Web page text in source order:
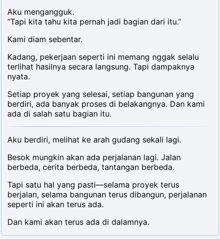
Aku mengangguk.
“Tapi kita tahu kita pernah jadi bagian dari itu.”
Kami diam sebentar.
Kadang, pekerjaan seperti ini memang nggak selalu
terlihat hasilnya secara langsung. Tapi dampaknya
nyata.
Setiap proyek yang selesai, setiap bangunan yang
berdiri, ada banyak proses di belakangnya. Dan kami
ada di salah satu bagian itu.
Aku berdiri, melihat ke arah gudang sekali lagi.
Besok mungkin akan ada perjalanan lagi. Jalan
berbeda, cerita berbeda, tantangan berbeda.
Tapi satu hal yang pasti—selama proyek terus
berjalan, selama bangunan terus dibangun, perjalanan
seperti ini akan terus ada.
Dan kami akan terus ada di dalamnya.